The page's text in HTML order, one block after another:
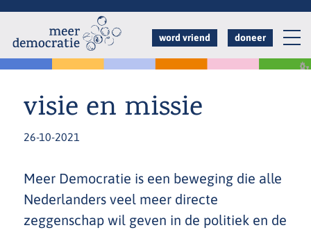
Overslaan
naar
de
inhoud
gaan
word vriend doneer
visie en missie
26-10-2021
Meer Democratie is een beweging die alle
Nederlanders veel meer directe
zeggenschap wil geven in de politiek en de